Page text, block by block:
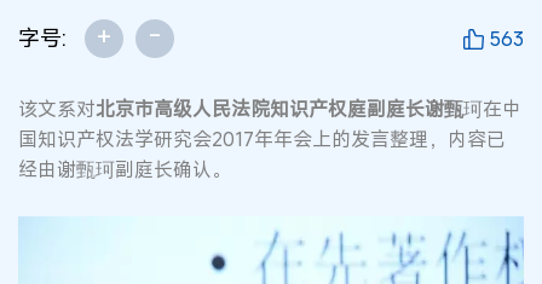
字号: + - 563
该文系对北京市高级人民法院知识产权庭副庭长谢甄珂在中
国知识产权法学研究会2017年年会上的发言整理，内容已
经由谢甄珂副庭长确认。